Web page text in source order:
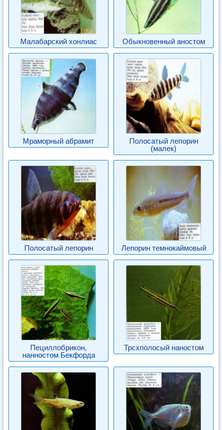
Малабарский хонлиас Обыкновенный аностом
Мраморный абрамит
Полосатый лепорин
(малек)
Полосатый лепорин Лепорин темнокаймовый
Пециллобрикон,
нанностом Бекфорда
Трсхполосый наностом